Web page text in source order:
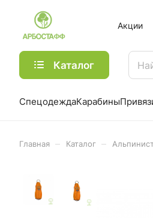
Акции
Каталог
СпецодеждаКарабины
Главная Каталог